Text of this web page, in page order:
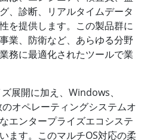
、診断、リアルタイムデータ
を提供します。この製品群に
業、防衛など、あらゆる分野
務に最適化されたツールで業
展開に加え、Windows、
オペレーティングシステムオ
エンタープライズエコシステ
ます。このマルチOS対応の柔